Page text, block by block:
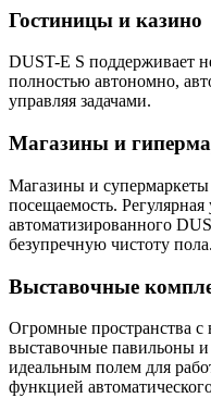
Гостиницы и казино
DUST-E S поддерживает
полностью автономно,
управляя задачами.
Магазины и
Магазины и
посещаемость.
автоматизированного
безупречную чистоту пола.
Выставочные
Огромные пространства с
выставочные павильоны
идеальным полем для
функцией